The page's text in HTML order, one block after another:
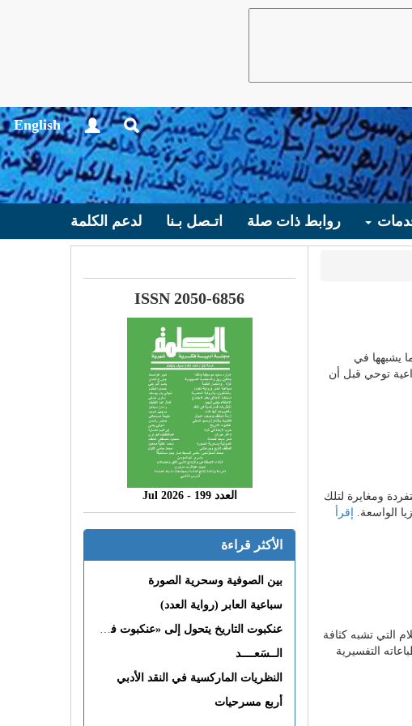
English
روابط ذات صلة اتـصل بـنا لدعم الكلمة
يشبهها في
توحي قبل أن
ومغايرة لتلك
الواسعة.
إقرأ
التي تشبه كثافة
التفسيرية
ISSN 2050-6856
العدد 199 - 2026 Jul
الأكثر قراءة
بين الصوفية وسحرية الصورة
سباعية العابر (رواية العدد)
عنكبوت التاريخ يتحول إلى «عنكبوت فى القلب»
الــسَعــــد
النظريات الماركسية في النقد الأدبي
أربع مسرحيات